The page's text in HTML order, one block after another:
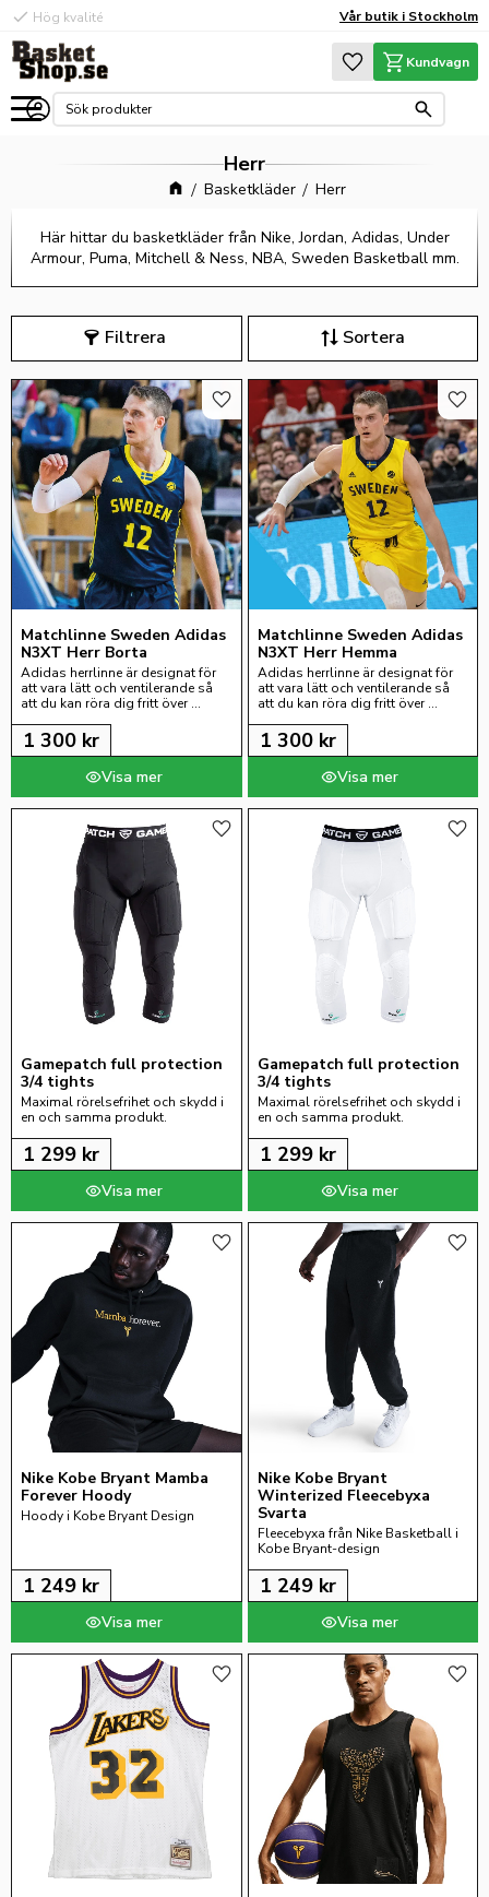
Meny
check Hög kvalité Vår butik i Stockholm
Favoriter
Kundvagn
Herr
Basketkläder Herr
Här hittar du basketkläder från Nike, Jordan, Adidas, Under
Armour, Puma, Mitchell & Ness, NBA, Sweden Basketball mm.
Filtrera Sortera
Matchlinne Sweden Adidas
N3XT Herr Borta
Adidas herrlinne är designat för
att vara lätt och ventilerande så
att du kan röra dig fritt över
1 300 kr
Lägg till i favoriter
Matchlinne Sweden Adidas
N3XT Herr Hemma
Adidas herrlinne är designat för
att vara lätt och ventilerande så
att du kan röra dig fritt över
1 300kr
Gamepatch full protection
3/4 tights
Maximal rörelsefrihet och skydd i
en och samma produkt.
1 299 kr
Lägg till i favoriter
Gamepatch full protection
3/4 tights
Maximal rörelsefrihet och skydd i
en och samma produkt.
1 299kr
Nike Kobe Bryant Mamba
Forever Hoody
Hoody i Kobe Bryant Design
1 249 kr
Lägg till i favoriter
Nike Kobe Bryant
Winterized Fleecebyxa
Svarta
Fleecebyxa från Nike Basketball i
Kobe Bryant-design
1 249kr
Lägg till i favoriter